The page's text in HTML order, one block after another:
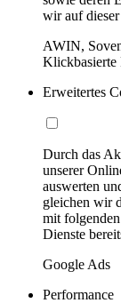
wir auf
AWIN,
Klickbasierte
Erweitertes
Durch das
unserer
auswerten
gleichen wir
mit
Dienste
Google Ads
Performance